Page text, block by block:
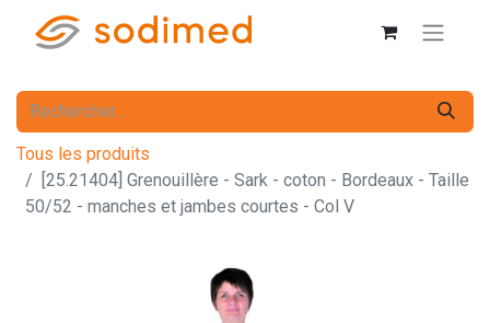
Tous les produits
[25.21404] Grenouillère - Sark - coton - Bordeaux - Taille
50/52 - manches et jambes courtes - Col V